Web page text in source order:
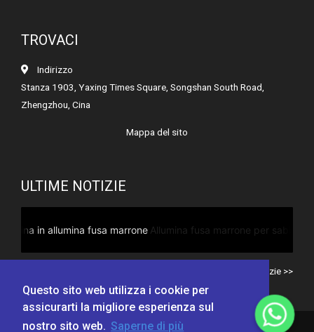
Questo sito web utilizza i cookie per
assicurarti la migliore esperienza sul
nostro sito web. Saperne di più
TROVACI
Indirizzo
Stanza 1903, Yaxing Times Square, Songshan South Road,
Zhengzhou, Cina
Mappa del sito
ULTIME NOTIZIE
Allumina fusa marrone per sabbiatura dei metalli
Tutte le notizie >>